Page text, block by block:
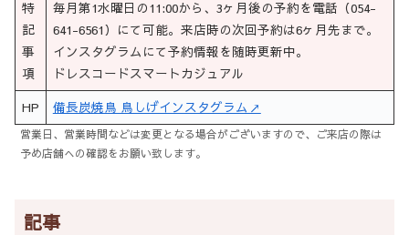
特
記
事
項
毎月第1水曜日の11:00から、3ヶ月後の予約を電話（054-
641-6561）にて可能。来店時の次回予約は6ヶ月先まで。
インスタグラムにて予約情報を随時更新中。
ドレスコードスマートカジュアル
HP
備長炭焼鳥 鳥しげインスタグラム↗
営業日、営業時間などは変更となる場合がございますので、ご来店の際は
予め店舗への確認をお願い致します。
記事